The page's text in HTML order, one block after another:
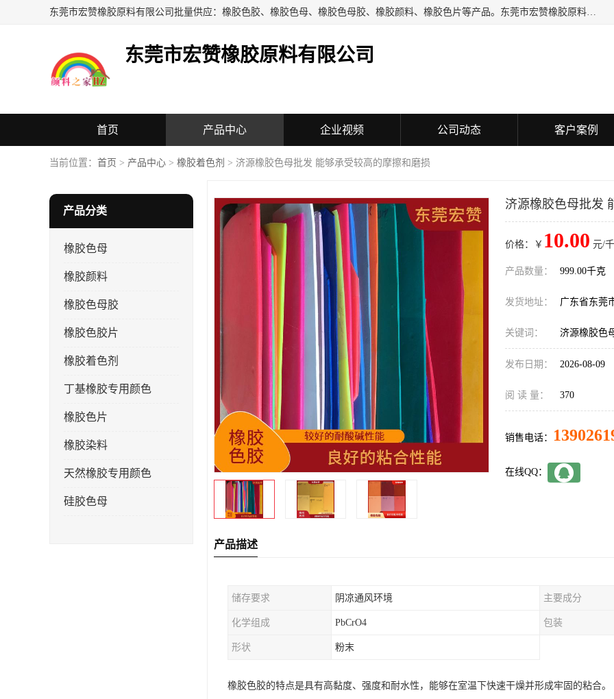
东莞市宏赞橡胶原料有限公司批量供应：橡胶色胶、橡胶色母、橡胶色母胶、橡胶颜料、橡胶色片等产品。东莞市宏赞橡胶原料有限公司经营已经十五年的历史，目前的客户群广达东南亚各国，也是目前橡胶制造密集度高的中国大陆橡胶制品工厂使用多，市场占有率高的色胶专业生产工厂。
东莞市宏赞橡胶原料有限公司
首页 产品中心 企业视频 公司动态 客户案例
当前位置： 首页 > 产品中心 > 橡胶着色剂 > 济源橡胶色母批发 能够承受较高的摩擦和磨损
产品分类
橡胶色母
橡胶颜料
橡胶色母胶
橡胶色胶片
橡胶着色剂
丁基橡胶专用颜色
橡胶色片
橡胶染料
天然橡胶专用颜色
硅胶色母
济源橡胶色母批发
价格：￥ 10.00 元/
产品数量： 999.00千克
发货地址： 广东省东莞
关键词： 济源橡胶色
发布日期： 2026-08-09
阅 读 量： 370
销售电话：
在线QQ：
产品描述
储存要求 阴凉通风环境 主要成分
化学组成 PbCrO4 包装
形状 粉末
橡胶色胶的特点是具有高黏度、强度和耐水性，能够在室温下快速干燥并形成牢固的粘合。